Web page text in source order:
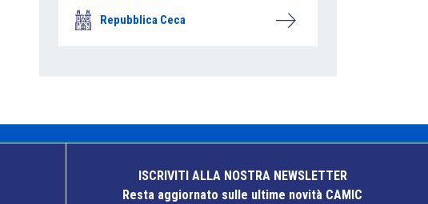
Repubblica Ceca
ISCRIVITI ALLA NOSTRA NEWSLETTER
Resta aggiornato sulle ultime novità CAMIC